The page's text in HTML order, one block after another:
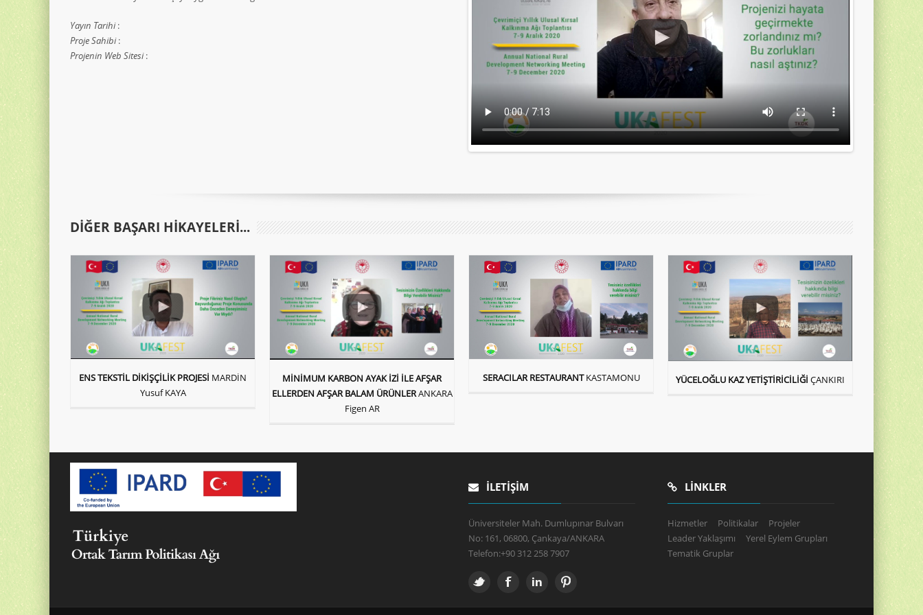
Yayın Tarihi:
Proje Sahibi:
Projenin Web Sitesi:
DIĞER BAŞARI HIKAYELERI...
ENS TEKSTİL DİKİŞÇİLİK PROJESİ MARDİN
Yusuf KAYA
MİNİMUM KARBON AYAK İZİ İLE AFŞAR
ELLERDEN AFŞAR BALAM ÜRÜNLERANKARA
Figen AR
SERACILAR RESTAURANT KASTAMONU YÜCELOĞLU KAZ YETİŞTİRİCİLİĞİ ÇANKIRI
İLETIŞIM
Üniversiteler Mah. Dumlupınar Bulvarı
No: 161, 06800, Çankaya/ANKARA
Telefon:+90 312 258 7907
LINKLER
Hizmetler Politikalar
Projeler
Leader Yaklaşımı
Yerel Eylem Grupları
Tematik Gruplar